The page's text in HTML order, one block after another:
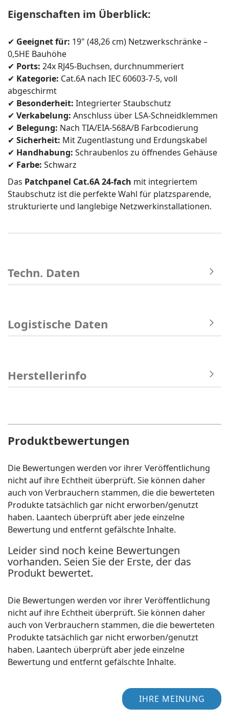
Eigenschaften im Überblick:
✔ Geeignet für: 19" (48,26 cm) Netzwerkschränke –
0,5HE Bauhöhe
✔ Ports: 24x RJ45-Buchsen, durchnummeriert
✔ Kategorie: Cat.6A nach IEC 60603-7-5, voll
abgeschirmt
✔ Besonderheit: Integrierter Staubschutz
✔ Verkabelung: Anschluss über LSA-Schneidklemmen
✔ Belegung: Nach TIA/EIA-568A/B Farbcodierung
✔ Sicherheit: Mit Zugentlastung und Erdungskabel
✔ Handhabung: Schraubenlos zu öffnendes Gehäuse
✔ Farbe: Schwarz
Das Patchpanel Cat.6A 24-fach mit integriertem
Staubschutz ist die perfekte Wahl für platzsparende,
strukturierte und langlebige Netzwerkinstallationen.
Techn. Daten
Logistische Daten
Herstellerinfo
Produktbewertungen
Die Bewertungen werden vor ihrer Veröffentlichung
nicht auf ihre Echtheit überprüft. Sie können daher
auch von Verbrauchern stammen, die die bewerteten
Produkte tatsächlich gar nicht erworben/genutzt
haben. Laantech überprüft aber jede einzelne
Bewertung und entfernt gefälschte Inhalte.
Leider sind noch keine Bewertungen
vorhanden. Seien Sie der Erste, der das
Produkt bewertet.
Die Bewertungen werden vor ihrer Veröffentlichung
nicht auf ihre Echtheit überprüft. Sie können daher
auch von Verbrauchern stammen, die die bewerteten
Produkte tatsächlich gar nicht erworben/genutzt
haben. Laantech überprüft aber jede einzelne
Bewertung und entfernt gefälschte Inhalte.
IHRE MEINUNG